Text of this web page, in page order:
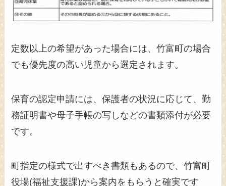
定数以上の希望があった場合には、竹富町の場合
でも優先度の高い児童から選定されます。
保育の認定申請には、保護者の状況に応じて、勤
務証明書や母子手帳の写しなどの書類添付が必要
です。
町指定の様式で出すべき書類もあるので、竹富町
役場(福祉支援課)から案内をもらうと確実です